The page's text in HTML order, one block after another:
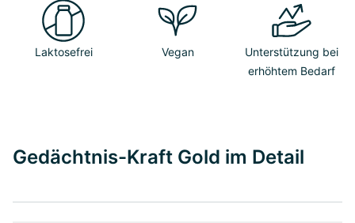
Laktosefrei Vegan
Unterstützung bei
erhöhtem Bedarf
Gedächtnis-Kraft Gold im Detail